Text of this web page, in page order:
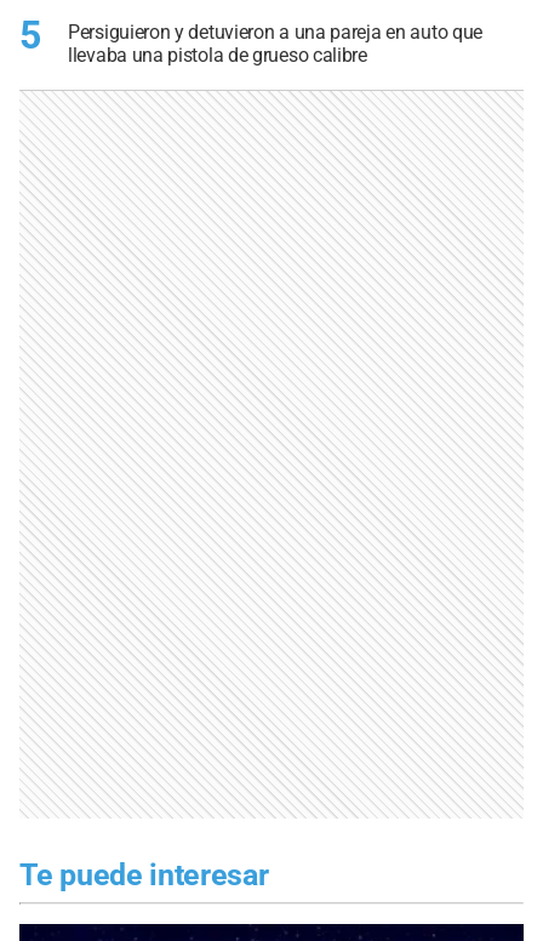
5
Persiguieron y detuvieron a una pareja en auto que
llevaba una pistola de grueso calibre
Te puede interesar